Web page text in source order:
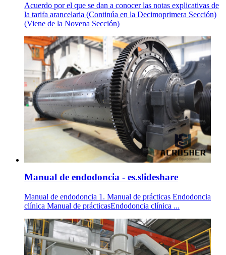
Acuerdo por el que se dan a conocer las notas explicativas de
la tarifa arancelaria (Continúa en la Decimoprimera Sección)
(Viene de la Novena Sección)
Manual de endodoncia - es.slideshare
Manual de endodoncia 1. Manual de prácticas Endodoncia
clínica Manual de prácticasEndodoncia clínica ...